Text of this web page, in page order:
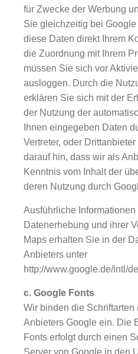
für Zwecke der Werbung
Sie gleichzeitig bei
diese Daten direkt Ihrem
die Zuordnung mit Ihrem
müssen Sie sich vor
ausloggen. Durch die
erklären Sie sich mit der
der Nutzung der
Ihnen eingegeben Daten
Vertreter, oder
darauf hin, dass wir als
Kenntnis vom Inhalt der
deren Nutzung durch
Ausführliche
Datenerhebung und ihrer
Maps erhalten Sie in der
Anbieters unter
http://www.google.de/intl/
c. Google Fonts
Wir binden die
Anbieters Google ein. Die
Fonts erfolgt durch einen
Server von Google in den